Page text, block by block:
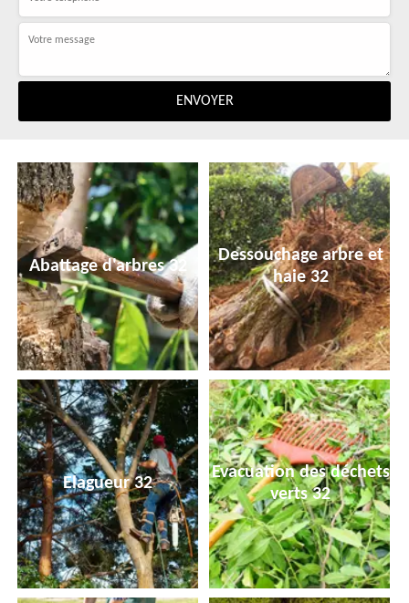
Abattage d'arbres 32
Dessouchage arbre et
haie 32
Elagueur 32
Evacuation des déchets
verts 32